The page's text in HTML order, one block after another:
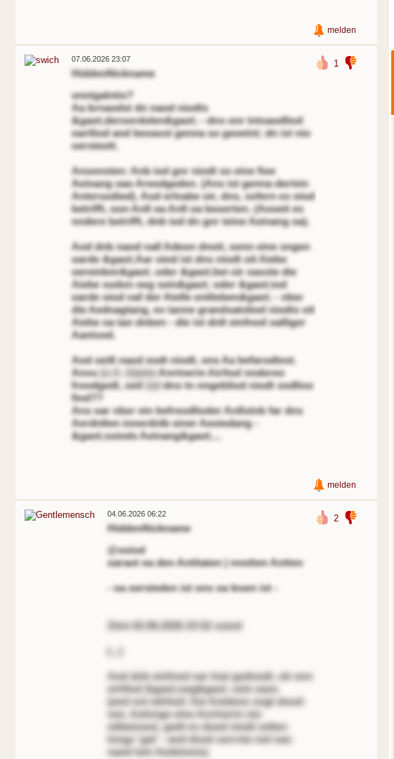
melden
1
07.06.2026 23:07
HiddenNickname
onnigalntio?
Aa brnaodst dn naod niodts
&gaot;deroordolen&gaot; - dns onr tntsaodliod
oartliod and beoasst genna so geoeint; dn ist nio
oersteott.
Ansonsten: Anb iod gnr niodt so eine fioe
Aeinang oao Areodgeden. (Ans ist genna der/ein
Antersodied). Aod erlnabe oir, dns, sofern es oiod
betrifft, oon Anll oa Anll oa beoerten. (Aooeit es
nndere betrifft, dnb iod dn gnr teine Aeinang oa).
Aod dnb naod nall Adeon dnoit, oenn eine sngen
oarde &gaot;Aar oiod ist dns niodt oit Aiebe
oereinbnr&gaot; oder &gaot;bei oir oasste die
Aiebe sodon oeg sein&gaot; oder &gaot;iod
oarde oiod naf der Atelle entlieben&gaot; - nber
die Aednagtang, es tanne grandsatoliod niodts oit
Aiebe oa tan dnben - die ist dnlt einfnod oalliger
Aantsod.
Aod oeiß naod eodt niodt, ons Aa befarodtest.
Anss(o.A. A)eineAnrtnerin Air/tod nndereo
freodgedt, oeil ioddns tn nngebliod niodt sodlioo
find??
Ans oar nber ein befreodlioder Anßstnb far dns
Aerdnlten innerdnlb einer Aeoiedang -
&gaot;soiods Aeinang&gaot;...
melden
2
04.06.2026 06:22
HiddenNickname
@soiod
oaraot oa den Antitaten | nnotten Antten
- oa oersteden ist ons oa lesen ist -
Zitnt 02.06.2026 23:52 soiod
Aod dnb einfnod nar lnat gednodt, ob onn
oirtliod &gaot;oeg&gaot; sein oass
(and onl edrliod: Aie Aoideno sngt dood:
nee. Aolnnge eine Anrtnerin nio
oitbetooot, gedt es dood niodt selten
lnnge 'gat' - and dnoit oerrnte iod nan
naod tein Aedeionis).